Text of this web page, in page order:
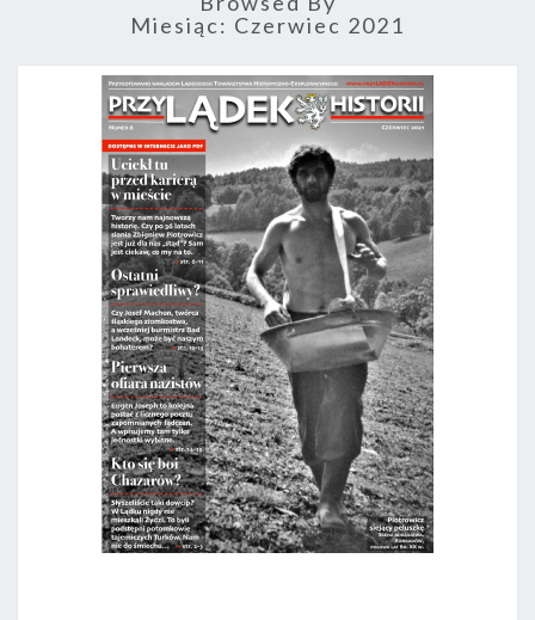
Miesiąc: Czerwiec 2021